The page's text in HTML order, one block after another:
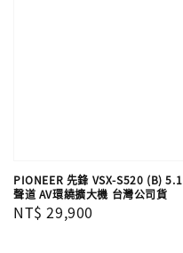
PIONEER 先鋒 VSX-S520 (B) 5.1
聲道 AV環繞擴大機 台灣公司貨
Regular
NT$ 29,900